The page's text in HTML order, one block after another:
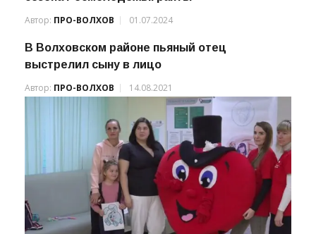
Автор: ПРО-ВОЛХОВ 01.07.2024
В Волховском районе пьяный отец
выстрелил сыну в лицо
Автор: ПРО-ВОЛХОВ 14.08.2021